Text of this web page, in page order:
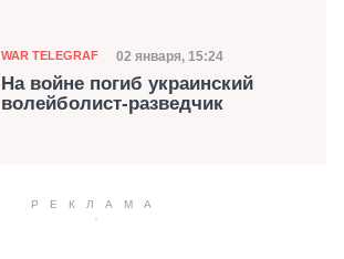
Категория
WAR TELEGRAF Дата публикации
02 января, 15:24
На войне погиб украинский
волейболист-разведчик